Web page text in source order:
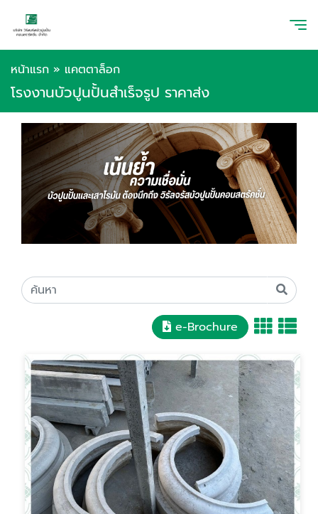
หน้าแรก » แคตตาล็อก
โรงงานบัวปูนปั้นสำเร็จรูป ราคาส่ง
e-Brochure